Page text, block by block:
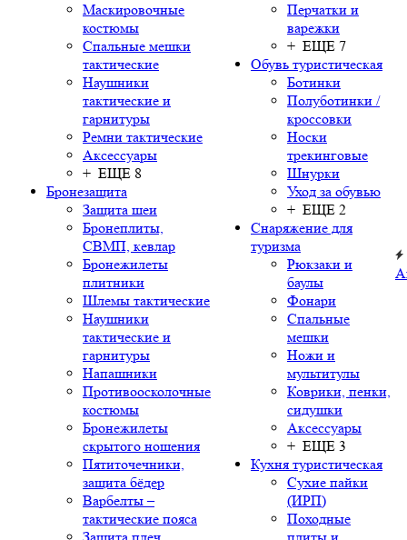
Маскировочные
костюмы
Спальные мешки
тактические
Наушники
тактические и
гарнитуры
Ремни тактические
Аксессуары
+ ЕЩЕ 8
Бронезащита
Защита шеи
Бронеплиты,
СВМП, кевлар
Бронежилеты
плитники
Шлемы тактические
Наушники
тактические и
гарнитуры
Напашники
Противоосколочные
костюмы
Бронежилеты
скрытого ношения
Пятиточечники,
защита бёдер
Варбелты –
тактические пояса
Перчатки и
варежки
+ ЕЩЕ 7
Обувь туристическая
Ботинки
Полуботинки /
кроссовки
Носки
трекинговые
Шнурки
Уход за обувью
+ ЕЩЕ 2
Снаряжение для
туризма
Рюкзаки и
баулы
Фонари
Спальные
мешки
Ножи и
мультитулы
Коврики, пенки,
сидушки
Аксессуары
+ ЕЩЕ 3
Кухня туристическая
Сухие пайки
(ИРП)
Походные